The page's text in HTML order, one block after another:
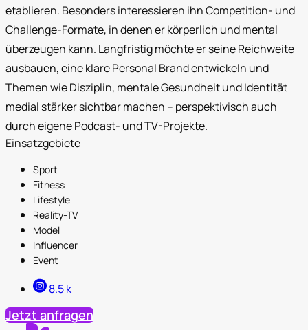
etablieren. Besonders interessieren ihn Competition- und
Challenge-Formate, in denen er körperlich und mental
überzeugen kann. Langfristig möchte er seine Reichweite
ausbauen, eine klare Personal Brand entwickeln und
Themen wie Disziplin, mentale Gesundheit und Identität
medial stärker sichtbar machen – perspektivisch auch
durch eigene Podcast- und TV-Projekte.
Einsatzgebiete
Sport
Fitness
Lifestyle
Reality-TV
Model
Influencer
Event
8.5 k
Jetzt anfragen